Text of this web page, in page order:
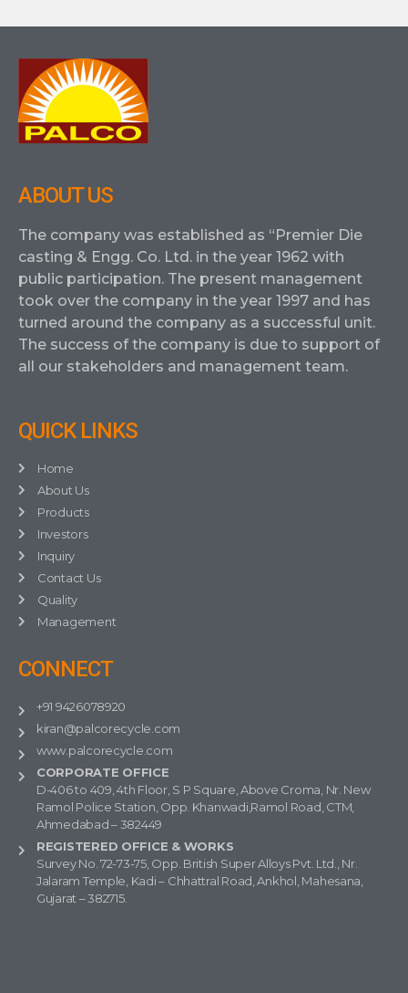
ABOUT US
The company was established as “Premier Die
casting & Engg. Co. Ltd. in the year 1962 with
public participation. The present management
took over the company in the year 1997 and has
turned around the company as a successful unit.
The success of the company is due to support of
all our stakeholders and management team.
QUICK LINKS
Home
About Us
Products
Investors
Inquiry
Contact Us
Quality
Management
CONNECT
+91 9426078920
kiran@palcorecycle.com
www.palcorecycle.com
CORPORATE OFFICE
D-406 to 409, 4th Floor, S P Square, Above Croma, Nr. New
Ramol Police Station, Opp. Khanwadi,Ramol Road, CTM,
Ahmedabad – 382449
REGISTERED OFFICE & WORKS
Survey No. 72-73-75, Opp. British Super Alloys Pvt. Ltd., Nr.
Jalaram Temple, Kadi – Chhattral Road, Ankhol, Mahesana,
Gujarat – 382715.